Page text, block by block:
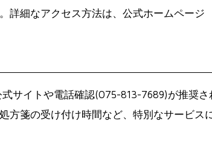
詳細なアクセス方法は、公式ホームページ
サイトや電話確認(075-813-7689)が推奨さ
方箋の受け付け時間など、特別なサービス